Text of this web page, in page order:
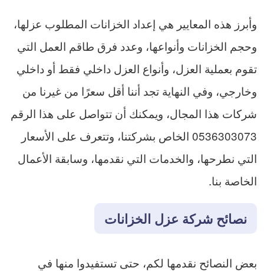
وأبرز هذه المعايير هي إعداد الخزانات المطلوب عزلها،
وحجم الخزانات وأنواعها، وعدد فرق طاقم العمل التي
تقوم بعملية العزل، وأنواع العزل داخلي فقط أو داخلي
وخارجي، وفي النهاية تجد أننا أقل سعرًا من غيرنا من
شركات هذا المجال، ويمكنك أن تتواصل على هذا الرقم
0536303073 الخاص بشركتنا، وتتعرف على الأسعار
التي نطرحها، والخدمات التي نقدمها، وسابقة الأعمال
الخاصة بنا.
نصائح شركة عزل الخزانات
بعض النصائح نقدمها لكم، حتى تستفيدوا منها في